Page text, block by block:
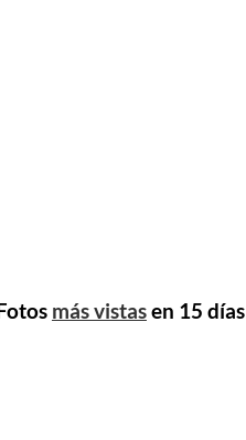
más vistasen 15 días